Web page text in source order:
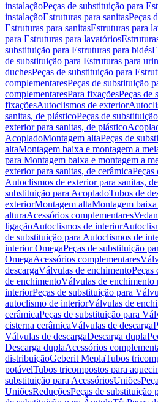
instalaçãoPeças de substituição para
instalaçãoEstruturas para sanitasPeças
Estruturas para sanitasEstruturas para
para Estruturas para lavatórios
substituição para Estruturas para bidés
de substituição para Estruturas para
duchesPeças de substituição para
complementaresPeças de substituição
complementaresPara fixaçõesPeças de
fixaçõesAutoclismos de exterior
sanitas, de plásticoPeças de
exterior para sanitas, de plástico
AcopladoMontagem altaPeças de
altaMontagem baixa e montagem a
para Montagem baixa e montagem a
exterior para sanitas, de cerâmicaPeças
Autoclismos de exterior para sanitas,
substituição para AcopladoTubos de
exteriorMontagem altaMontagem
alturaAcessórios complementares
ligaçãoAutoclismos de interior
de substituição para Autoclismos de
interior OmegaPeças de substituição
OmegaAcessórios complementares
descargaVálvulas de enchimentoPeças
de enchimentoVálvulas de enchimento
interiorPeças de substituição para
autoclismo de interiorVálvulas de
cerâmicaPeças de substituição para
cisterna cerâmicaVálvulas de descarga
Válvulas de descargaDescarga dupla
Descarga duplaAcessórios
distribuiçãoGeberit MeplaTubos
potávelTubos tricompostos para
substituição para AcessóriosUniões
UniõesReduçõesPeças de substituição